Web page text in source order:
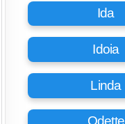
Ida
Idoia
Linda